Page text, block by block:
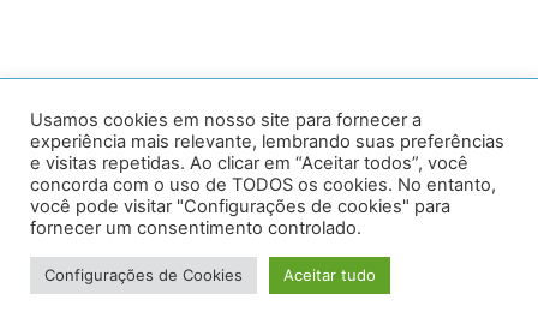
Av. Prof. Armando Alves da Silva, nº 1950 - Zacarias,
Caratinga - MG - 35302-403 / Tel: (33) 3329 8000
Desenvolvido por VersaTec
Usamos cookies em nosso site para fornecer a
experiência mais relevante, lembrando suas preferências
e visitas repetidas. Ao clicar em “Aceitar todos”, você
concorda com o uso de TODOS os cookies. No entanto,
você pode visitar "Configurações de cookies" para
fornecer um consentimento controlado.
Configurações de Cookies Aceitar tudo